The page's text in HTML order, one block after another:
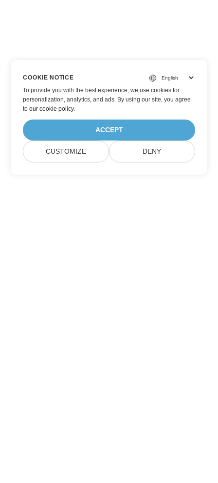
COOKIE NOTICE
To provide you with the best experience, we use cookies for
personalization, analytics, and ads. By using our site, you agree
toour cookie policy.
ACCEPT
CUSTOMIZE DENY